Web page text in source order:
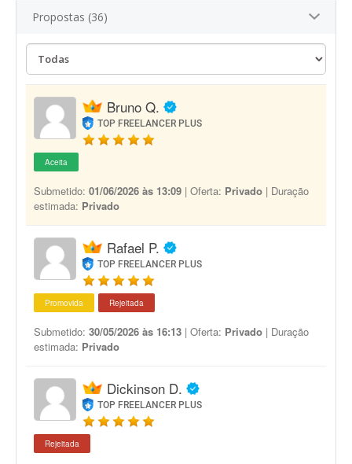
Propostas (36)
Bruno Q.
TOP FREELANCER PLUS
Aceita
Submetido: 01/06/2026 às 13:09 | Oferta: Privado | Duração
estimada: Privado
Rafael P.
TOP FREELANCER PLUS
Promovida Rejeitada
Submetido: 30/05/2026 às 16:13 | Oferta: Privado | Duração
estimada: Privado
Dickinson D.
TOP FREELANCER PLUS
Rejeitada